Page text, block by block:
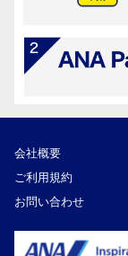
会社概要
ご利用規約
お問い合わせ